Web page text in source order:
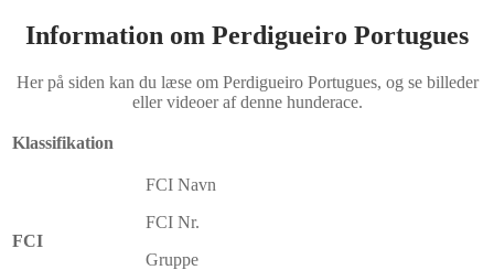
Information om Perdigueiro Portugues
Her på siden kan du læse om Perdigueiro Portugues, og se billeder
eller videoer af denne hunderace.
Klassifikation
FCI
FCI Navn
FCI Nr.
Gruppe